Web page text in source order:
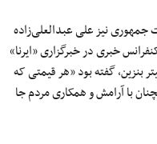
جمهوری نیز علی عبدالعلی‌زاده
خبری در خبرگزاری «ایرنا»
برای هر لیتر بنزین، گفته بود «هر قیمتی که
با آرامش و همکاری مردم جا‌